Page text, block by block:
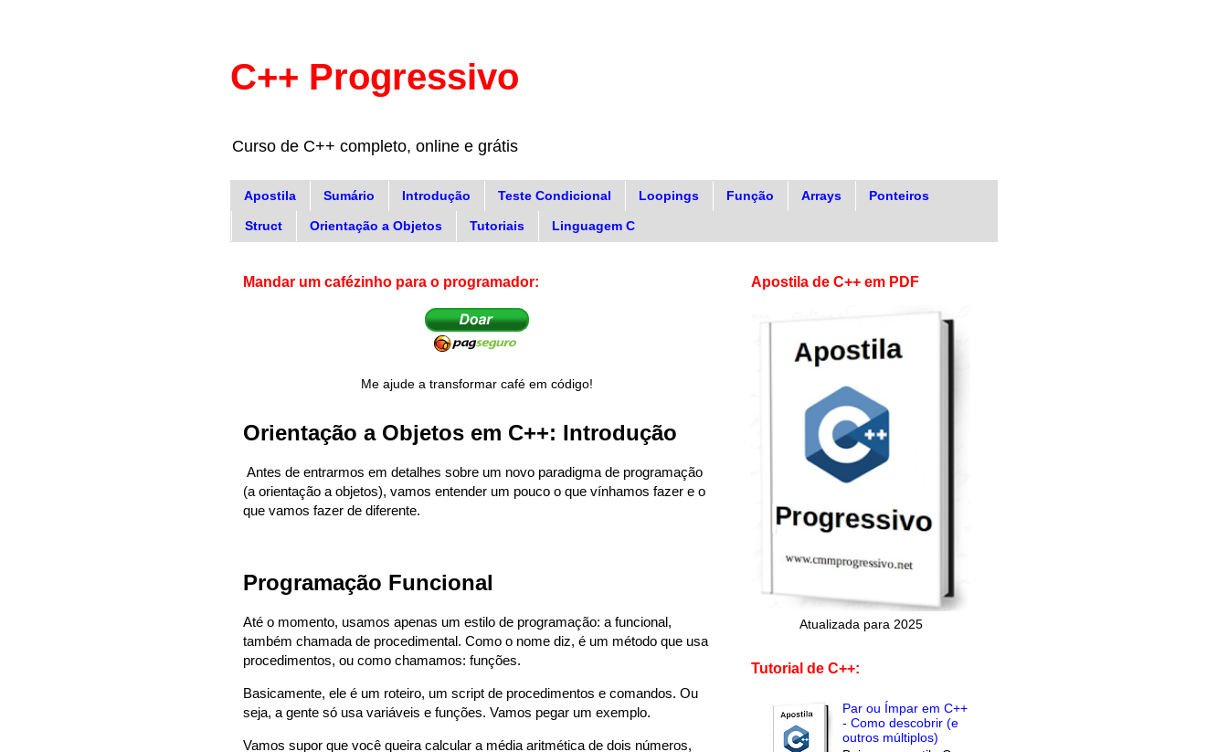
C++ Progressivo
Curso de C++ completo, online e grátis
Apostila Sumário Introdução Teste Condicional Loopings Função Arrays Ponteiros
Struct Orientação a Objetos Tutoriais Linguagem C
Mandar um cafézinho para o programador:
Me ajude a transformar café em código!
Orientação a Objetos em C++: Introdução
Antes de entrarmos em detalhes sobre um novo paradigma de programação
(a orientação a objetos), vamos entender um pouco o que vínhamos fazer e o
que vamos fazer de diferente.
Programação Funcional
Até o momento, usamos apenas um estilo de programação: a funcional,
também chamada de procedimental. Como o nome diz, é um método que usa
procedimentos, ou como chamamos: funções.
Basicamente, ele é um roteiro, um script de procedimentos e comandos. Ou
seja, a gente só usa variáveis e funções. Vamos pegar um exemplo.
Vamos supor que você queira calcular a média aritmética de dois números,
Apostila de C++ em PDF
Atualizada para 2025
Tutorial de C++:
Par ou Ímpar em C++
- Como descobrir (e
outros múltiplos)